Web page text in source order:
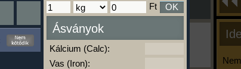
Ha ma már nem eszel/sportolsz többet,
kattints a kiértékelésre!
A Kalória Szimulátor Prémium funkció.
Ft OK
Ásványok
Kálcium (Calc):
Vas (Iron):